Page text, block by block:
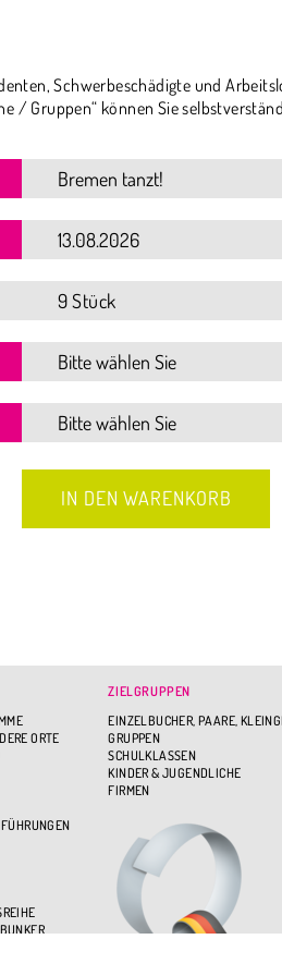
Schwerbeschädigte und
/ Gruppen“ können Sie
9 Stück
ORTE
ZIELGRUPPEN
EINZELBUCHER, PAARE,
GRUPPEN
SCHULKLASSEN
KINDER & JUGENDLICHE
FIRMEN